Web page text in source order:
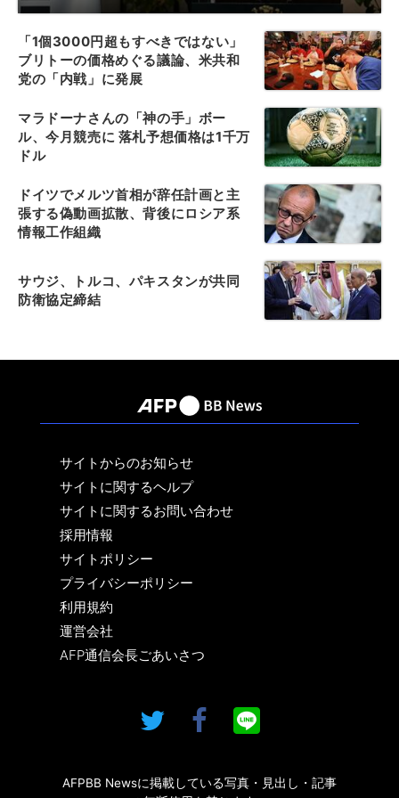
「1個3000円超もすべきではない」
ブリトーの価格めぐる議論、米共和
党の「内戦」に発展
マラドーナさんの「神の手」ボー
ル、今月競売に 落札予想価格は1千万
ドル
ドイツでメルツ首相が辞任計画と主
張する偽動画拡散、背後にロシア系
情報工作組織
サウジ、トルコ、パキスタンが共同
防衛協定締結
サイトからのお知らせ
サイトに関するヘルプ
サイトに関するお問い合わせ
採用情報
サイトポリシー
プライバシーポリシー
利用規約
運営会社
AFP通信会長ごあいさつ
AFPBB Newsに掲載している写真・見出し・記事